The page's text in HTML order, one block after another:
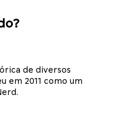
de diversos
em 2011 como um